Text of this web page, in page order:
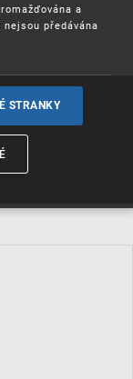
a
předávána
STRANKY